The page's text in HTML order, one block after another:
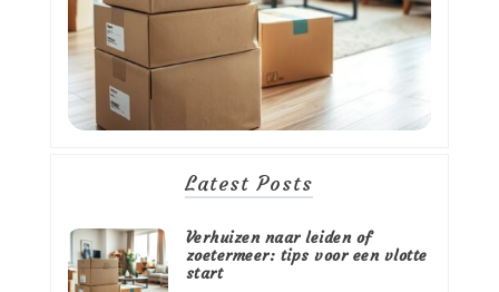
Latest Posts
Verhuizen naar leiden of
zoetermeer: tips voor een vlotte
start